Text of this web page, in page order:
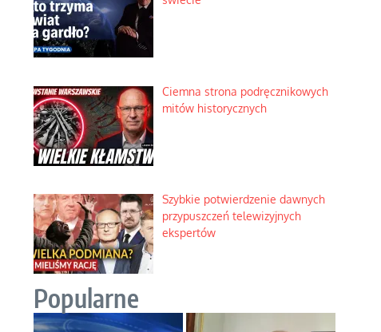
Ciemna strona podręcznikowych
mitów historycznych
Szybkie potwierdzenie dawnych
przypuszczeń telewizyjnych
ekspertów
Popularne